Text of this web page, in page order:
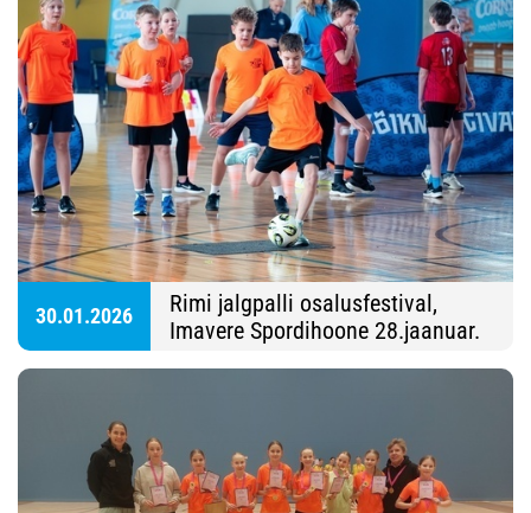
30.01.2026
Rimi jalgpalli osalusfestival,
Imavere Spordihoone 28.jaanuar.